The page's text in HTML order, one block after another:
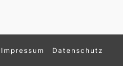
Impressum Datenschutz